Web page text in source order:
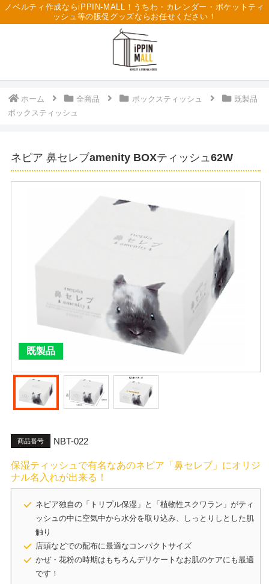
ノベルティ作成ならiPPIN-MALL！うちわ・カレンダー・ポケットティ
ッシュ等の販促グッズならお任せください！
ホーム 全商品 ボックスティッシュ
既製品
ボックスティッシュ
ネピア 鼻セレブamenity BOXティッシュ62W
既製品
商品番号 NBT-022
保湿ティッシュで有名なあのネピア「鼻セレブ」にオリジ
ナル名入れが出来る！
ネピア独自の「トリプル保湿」と「植物性スクワラン」がティ
ッシュの中に空気中から水分を取り込み、しっとりしとした肌
触り
店頭などでの配布に最適なコンパクトサイズ
かぜ・花粉の時期はもちろんデリケートなお肌のケアにも最適
です！